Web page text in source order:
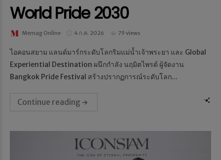
World Pride 2030
Memag Online 4 ก.ค. 2026 79 views
ไอคอนสยาม แลนด์มาร์กระดับโลกริมแม่น้ำเจ้าพระยา และ Global
Experiential Destination ผนึกกำลัง นฤมิตไพรด์ ผู้จัดงาน
Bangkok Pride Festival สร้างปรากฏการณ์ระดับโลก...
Continue reading